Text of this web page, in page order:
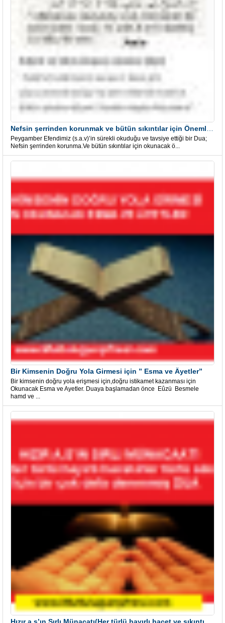
Peygamber Efendimiz (s.a.v)’in sürekli okuduğu ve tavsiye ettiği bir Dua;
Nefsin şerrinden korunma.Ve bütün sıkıntılar için okunacak ö...
Bir Kimsenin Doğru Yola Girmesi için ” Esma ve Âyetler”
Bir kimsenin doğru yola erişmesi için,doğru istikamet kazanması için
Okunacak Esma ve Ayetler. Duaya başlamadan önce Eûzü Besmele
hamd ve ...